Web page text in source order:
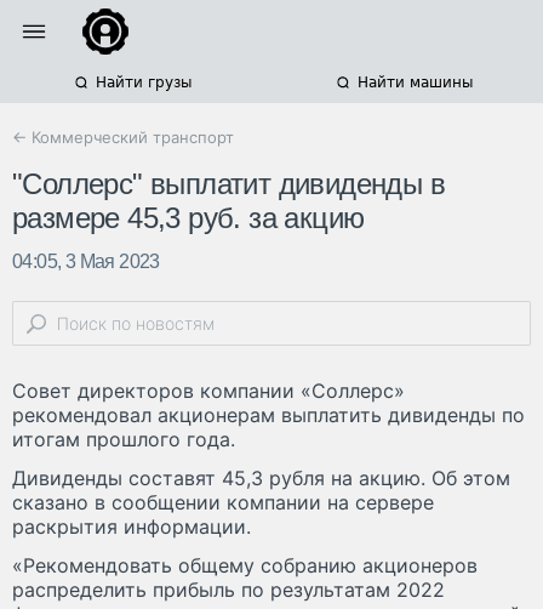
Найти грузы Найти машины
← Коммерческий транспорт
"Соллерс" выплатит дивиденды в
размере 45,3 руб. за акцию
04:05, 3 Мая 2023
Совет директоров компании «Соллерс»
рекомендовал акционерам выплатить дивиденды по
итогам прошлого года.
Дивиденды составят 45,3 рубля на акцию. Об этом
сказано в сообщении компании на сервере
раскрытия информации.
«Рекомендовать общему собранию акционеров
распределить прибыль по результатам 2022